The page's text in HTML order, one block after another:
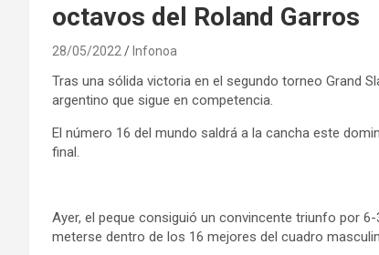
octavos del Roland Garros
28/05/2022 Infonoa
Tras una sólida victoria en el segundo torneo Grand
argentino que sigue en competencia.
El número 16 del mundo saldrá a la cancha este
final.
Ayer, el peque consiguió un convincente triunfo por
meterse dentro de los 16 mejores del cuadro